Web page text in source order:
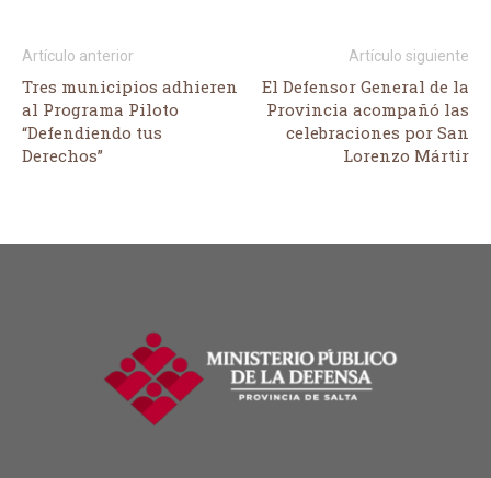
Artículo anterior
Tres municipios adhieren
al Programa Piloto
“Defendiendo tus
Derechos”
Artículo siguiente
El Defensor General de la
Provincia acompañó las
celebraciones por San
Lorenzo Mártir